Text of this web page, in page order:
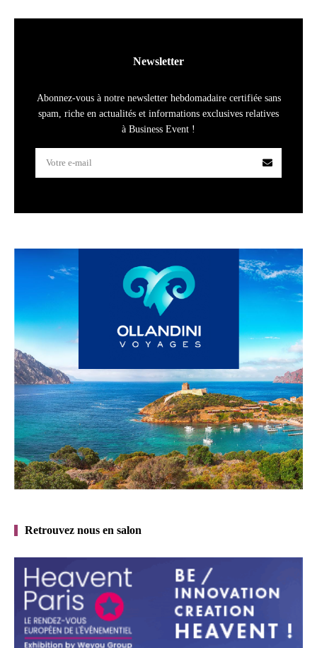
Newsletter
Abonnez-vous à notre newsletter hebdomadaire certifiée sans
spam, riche en actualités et informations exclusives relatives
à Business Event !
Retrouvez nous en salon